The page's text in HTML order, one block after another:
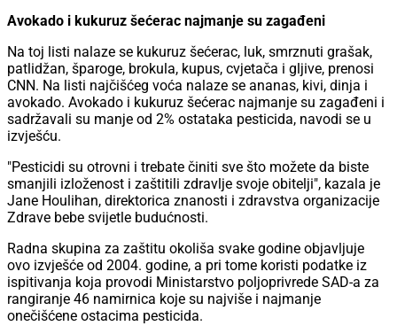
Avokado i kukuruz šećerac najmanje su zagađeni
Na toj listi nalaze se kukuruz šećerac, luk, smrznuti grašak,
patlidžan, šparoge, brokula, kupus, cvjetača i gljive, prenosi
CNN. Na listi najčišćeg voća nalaze se ananas, kivi, dinja i
avokado. Avokado i kukuruz šećerac najmanje su zagađeni i
sadržavali su manje od 2% ostataka pesticida, navodi se u
izvješću.
"Pesticidi su otrovni i trebate činiti sve što možete da biste
smanjili izloženost i zaštitili zdravlje svoje obitelji", kazala je
Jane Houlihan, direktorica znanosti i zdravstva organizacije
Zdrave bebe svijetle budućnosti.
Radna skupina za zaštitu okoliša svake godine objavljuje
ovo izvješće od 2004. godine, a pri tome koristi podatke iz
ispitivanja koja provodi Ministarstvo poljoprivrede SAD-a za
rangiranje 46 namirnica koje su najviše i najmanje
onečišćene ostacima pesticida.